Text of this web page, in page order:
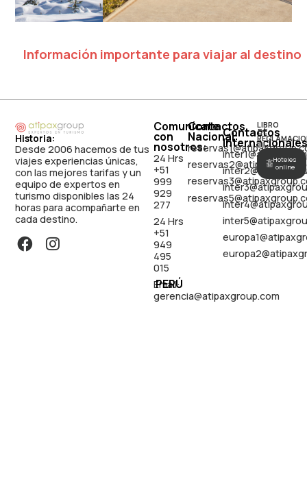
Información importante para viajar al destino
Historia:
Desde 2006 hacemos de tus
viajes experiencias únicas,
con las mejores tarifas y un
equipo de expertos en
turismo disponibles las 24
horas para acompañarte en
cada destino.
Comunícate
con
nosotros:
24 Hrs
+51
999
929
277
24 Hrs
+51
949
495
015
Email:
gerencia@atipaxgroup.com
PERÚ
Contactos
Nacional:Contactos
LIBRO
DE
Hoteles
online